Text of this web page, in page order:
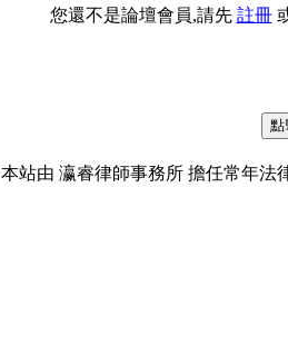
您還不是論壇會員,請先 註冊
本站由 瀛睿律師事務所 擔任常年法